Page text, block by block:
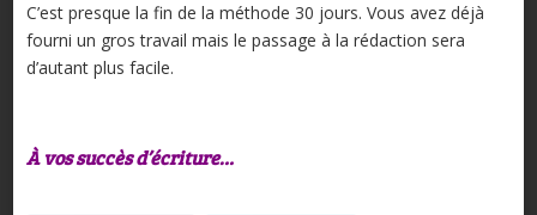
C’est presque la fin de la méthode 30 jours. Vous avez déjà
fourni un gros travail mais le passage à la rédaction sera
d’autant plus facile.
À vos succès d’écriture…